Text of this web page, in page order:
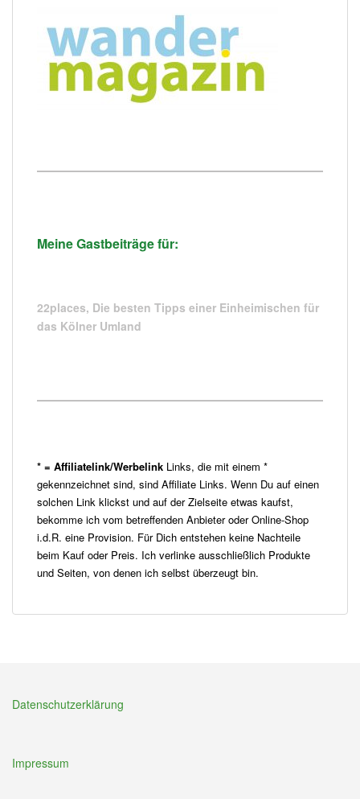
Meine Gastbeiträge für:
22places, Die besten Tipps einer Einheimischen für
das Kölner Umland
* = Affiliatelink/Werbelink Links, die mit einem *
gekennzeichnet sind, sind Affiliate Links. Wenn Du auf einen
solchen Link klickst und auf der Zielseite etwas kaufst,
bekomme ich vom betreffenden Anbieter oder Online-Shop
i.d.R. eine Provision. Für Dich entstehen keine Nachteile
beim Kauf oder Preis. Ich verlinke ausschließlich Produkte
und Seiten, von denen ich selbst überzeugt bin.
Datenschutzerklärung
Impressum